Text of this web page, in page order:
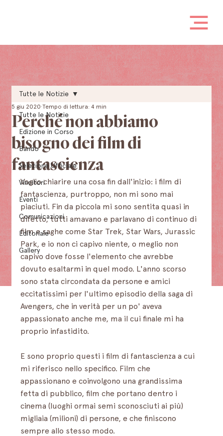
Tutte le Notizie
Edizione in Corso
Bando
Selezione Ufficiale
Vincitori
Eventi
Comunicazioni
Editoriale
Gallery
Tutte le Notizie
Perché non abbiamo
bisogno dei film di
fantascienza
5 giu 2020 Tempo di lettura: 4 min
Voglio chiarire una cosa fin dall'inizio: i film di
fantascienza, purtroppo, non mi sono mai
piaciuti. Fin da piccola mi sono sentita quasi in
difetto, tutti amavano e parlavano di continuo di
film e saghe come Star Trek, Star Wars, Jurassic
Park, e io non ci capivo niente, o meglio non
capivo dove fosse l'elemento che avrebbe
dovuto esaltarmi in quel modo. L'anno scorso
sono stata circondata da persone e amici
eccitatissimi per l'ultimo episodio della saga di
Avengers, che in verità per un po' aveva
appassionato anche me, ma il cui finale mi ha
proprio infastidito.
E sono proprio questi i film di fantascienza a cui
mi riferisco nello specifico. Film che
appassionano e coinvolgono una grandissima
fetta di pubblico, film che portano dentro i
cinema (luoghi ormai semi sconosciuti ai più)
migliaia (milioni) di persone, e che finiscono
sempre allo stesso modo.